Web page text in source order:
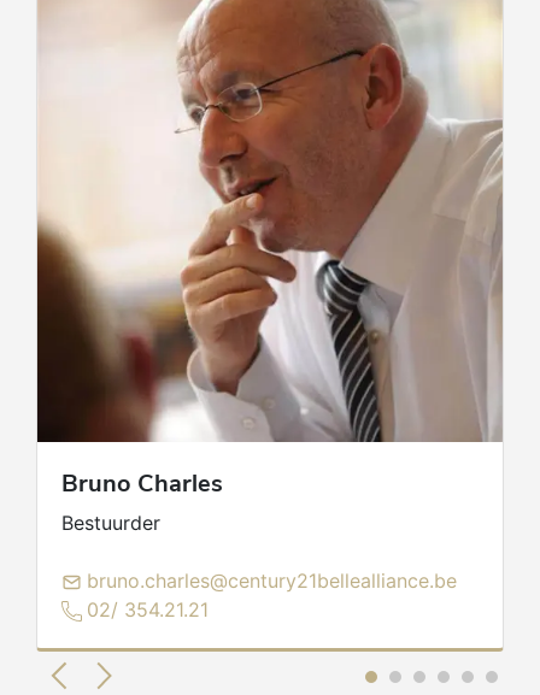
vastgoedproject is veel meer dan alleen een
verkoop. Het is een keerpunt in uw leven. En
u verdient een team dat dit begrijpt, dat hier
verantwoordelijkheid voor neemt en dat alles
in het werk stelt om uw vertrouwen te
rechtvaardigen. Professioneel, toegewijd,
dynamisch en bovenal menselijk. Welkom bij
Century 21 Belle Alliance. Welkom thuis.
Bruno Charles
Bestuurder
bruno.charles@century21bellealliance.be
02/ 354.21.21